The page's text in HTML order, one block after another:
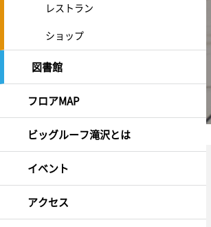
レストラン
ショップ
図書館
フロアMAP
ビッグルーフ滝沢とは
イベント
アクセス